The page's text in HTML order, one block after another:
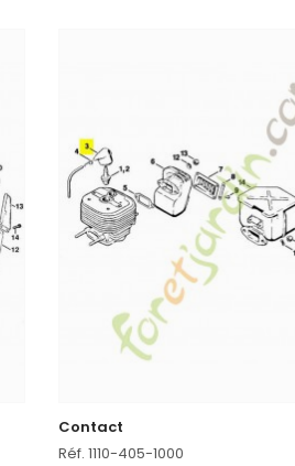
Contact
Réf. 1110-405-1000